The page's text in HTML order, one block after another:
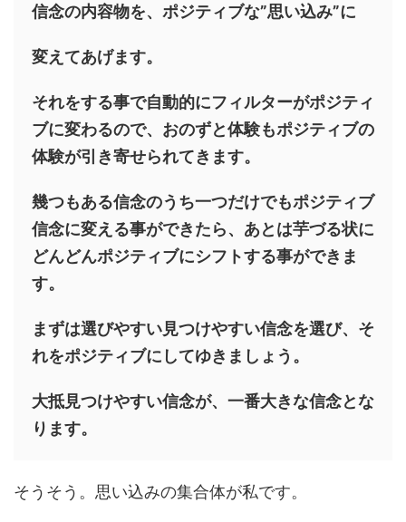
信念の内容物を、ポジティブな”思い込み”に
変えてあげます。
それをする事で自動的にフィルターがポジティ
ブに変わるので、おのずと体験もポジティブの
体験が引き寄せられてきます。
幾つもある信念のうち一つだけでもポジティブ
信念に変える事ができたら、あとは芋づる状に
どんどんポジティブにシフトする事ができま
す。
まずは選びやすい見つけやすい信念を選び、そ
れをポジティブにしてゆきましょう。
大抵見つけやすい信念が、一番大きな信念とな
ります。
そうそう。思い込みの集合体が私です。